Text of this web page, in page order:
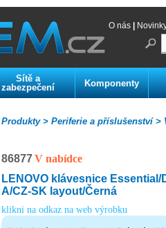
O nás
Sítě a
zabezpečení
Komponenty
Periferie a příslušenství >
Produkty >
86877V nabídce
LENOVO klávesnice Essential/
A/CZ-SK layout/Černá
klikni na odkaz na web výrobku